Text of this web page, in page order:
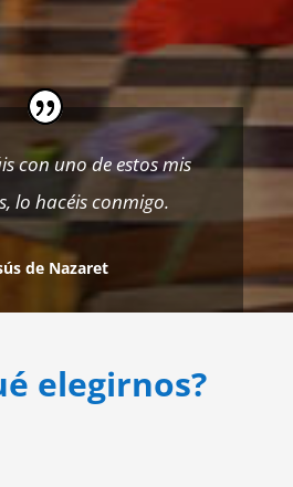
con uno de estos mis
lo hacéis conmigo.
de Nazaret
elegirnos?